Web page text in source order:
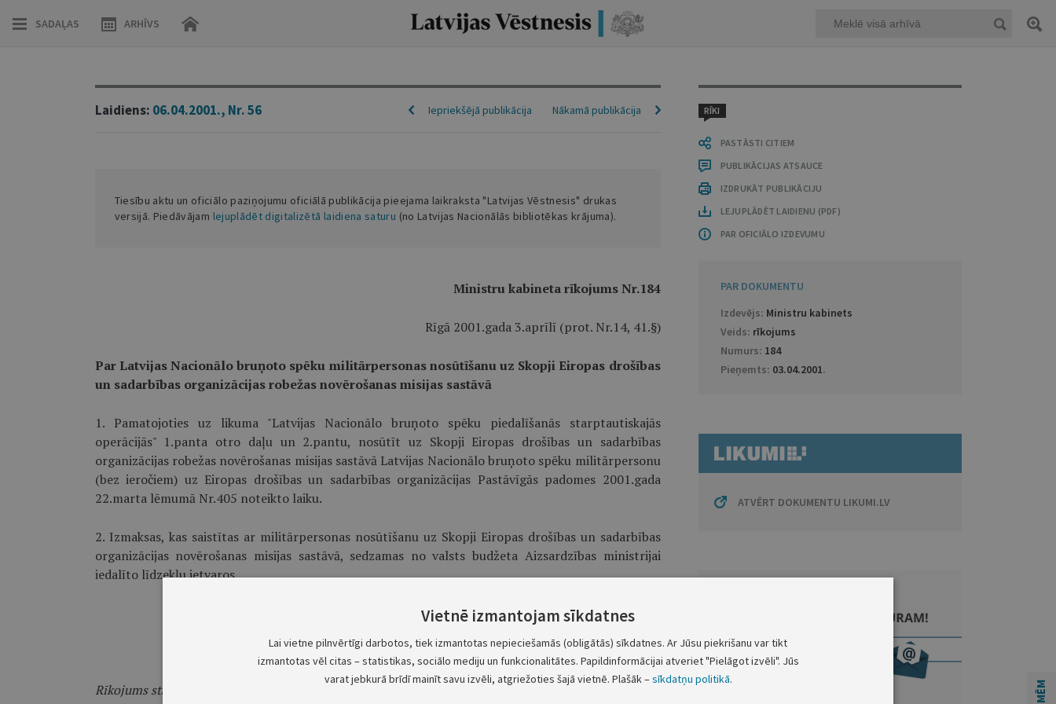
SADAĻAS ARHĪVS
RĪKI
PASTĀSTI CITIEM
PUBLIKĀCIJAS ATSAUCE
IZDRUKĀT PUBLIKĀCIJU
LEJUPLĀDĒT LAIDIENU (PDF)
PAR OFICIĀLO IZDEVUMU
PAR DOKUMENTU
Izdevējs: Ministru kabinets
Veids: rīkojums
Numurs: 184
Pieņemts: 03.04.2001.
ATVĒRT DOKUMENTU LIKUMI.LV
Laidiens: 06.04.2001., Nr. 56 Nākamā publikācija
Iepriekšējā publikācija
Tiesību aktu un oficiālo paziņojumu oficiālā publikācija pieejama laikraksta "Latvijas Vēstnesis" drukas
versijā. Piedāvājam lejuplādēt digitalizētā laidiena saturu (no Latvijas Nacionālās bibliotēkas krājuma).
Ministru kabineta rīkojums Nr.184
Rīgā 2001.gada 3.aprīlī (prot. Nr.14, 41.§)
Par Latvijas Nacionālo bruņoto spēku militārpersonas nosūtīšanu uz Skopji Eiropas drošības
un sadarbības organizācijas robežas novērošanas misijas sastāvā
1. Pamatojoties uz likuma "Latvijas Nacionālo bruņoto spēku piedalīšanās starptautiskajās
operācijās" 1.panta otro daļu un 2.pantu, nosūtīt uz Skopji Eiropas drošības un sadarbības
organizācijas robežas novērošanas misijas sastāvā Latvijas Nacionālo bruņoto spēku militārpersonu
(bez ieročiem) uz Eiropas drošības un sadarbības organizācijas Pastāvīgās padomes 2001.gada
22.marta lēmumā Nr.405 noteikto laiku.
2. Izmaksas, kas saistītas ar militārpersonas nosūtīšanu uz Skopji Eiropas drošības un sadarbības
organizācijas novērošanas misijas sastāvā, sedzamas no valsts budžeta Aizsardzības ministrijai
iedalīto līdzekļu ietvaros.
Ministru prezidenta vietā — ekonomikas ministrs A.Kalvītis
Aizsardzības ministrs Ģ.V.Kristovskis
Rīkojums stājas spēkā ar 2001.gada 3.aprīli.
Vietnē izmantojam sīkdatnes
Lai vietne pilnvērtīgi darbotos, tiek izmantotas nepieciešamās (obligātās) sīkdatnes. Ar Jūsu piekrišanu var tikt
izmantotas vēl citas – statistikas, sociālo mediju un funkcionalitātes. Papildinformācijai atveriet "Pielāgot izvēli". Jūs
varat jebkurā brīdī mainīt savu izvēli, atgriežoties šajā vietnē. Plašāk –sīkdatņu politikā.